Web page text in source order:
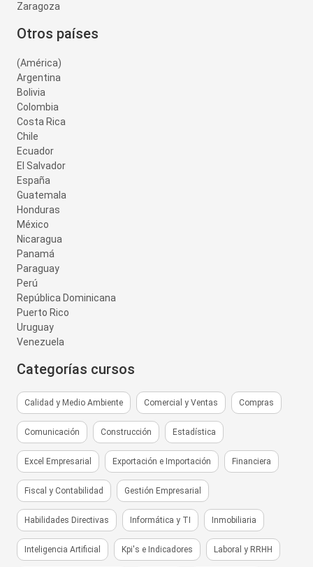
Zaragoza
Otros países
(América)
Argentina
Bolivia
Colombia
Costa Rica
Chile
Ecuador
El Salvador
España
Guatemala
Honduras
México
Nicaragua
Panamá
Paraguay
Perú
República Dominicana
Puerto Rico
Uruguay
Venezuela
Categorías cursos
Calidad y Medio Ambiente Comercial y Ventas Compras
Comunicación Construcción Estadística
Excel Empresarial Exportación e Importación Financiera
Fiscal y Contabilidad Gestión Empresarial
Habilidades Directivas Informática y TI Inmobiliaria
Inteligencia Artificial Kpi's e Indicadores Laboral y RRHH